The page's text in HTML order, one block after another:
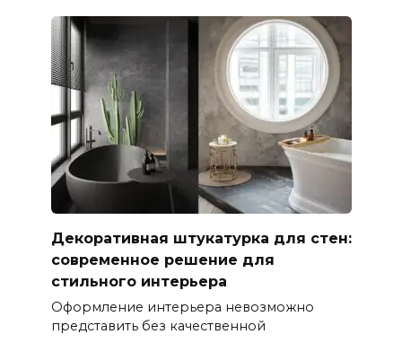
Декоративная штукатурка для стен:
современное решение для
стильного интерьера
Оформление интерьера невозможно
представить без качественной